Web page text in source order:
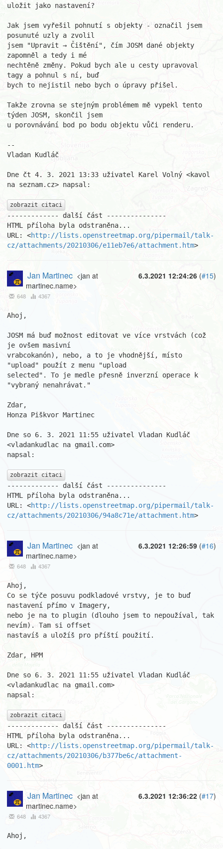
uložit jako nastavení?
Jak jsem vyřešil pohnutí s objekty - označil jsem
posunuté uzly a zvolil
jsem "Upravit → Čištění", čím JOSM dané objekty
zapomněl a tedy i mé
nechtěně změny. Pokud bych ale u cesty upravoval
tagy a pohnul s ní, buď
bych to nejistil nebo bych o úpravy přišel.
Takže zrovna se stejným problémem mě vypekl tento
týden JOSM, skončil jsem
u porovnávání bod po bodu objektu vůči renderu.
--
Vladan Kudláč
Dne čt 4. 3. 2021 13:33 uživatel Karel Volný <kavol
na seznam.cz> napsal:
zobrazit citaci
------------- další část ---------------
HTML příloha byla odstraněna...
URL: <http://lists.openstreetmap.org/pipermail/talk-
cz/attachments/20210306/e11eb7e6/attachment.htm>
6.3.2021 12:24:26 (#15)
Jan Martinec <jan at
martinec.name>
648 4367
Ahoj,
JOSM má buď možnost editovat ve více vrstvách (což
je ovšem masivní
vrabcokanón), nebo, a to je vhodnější, místo
"upload" použít z menu "upload
selected". To je medle přesně inverzní operace k
"vybraný nenahrávat."
Zdar,
Honza Piškvor Martinec
Dne so 6. 3. 2021 11:55 uživatel Vladan Kudláč
<vladankudlac na gmail.com>
napsal:
zobrazit citaci
------------- další část ---------------
HTML příloha byla odstraněna...
URL: <http://lists.openstreetmap.org/pipermail/talk-
cz/attachments/20210306/94a8c71e/attachment.htm>
6.3.2021 12:26:59 (#16)
Jan Martinec <jan at
martinec.name>
648 4367
Ahoj,
Co se týče posuvu podkladové vrstvy, je to buď
nastavení přímo v Imagery,
nebo je na to plugin (dlouho jsem to nepoužíval, tak
nevím). Tam si offset
nastavíš a uložíš pro příští použití.
Zdar, HPM
Dne so 6. 3. 2021 11:55 uživatel Vladan Kudláč
<vladankudlac na gmail.com>
napsal:
zobrazit citaci
------------- další část ---------------
HTML příloha byla odstraněna...
URL: <http://lists.openstreetmap.org/pipermail/talk-
cz/attachments/20210306/b377be6c/attachment-
0001.htm>
6.3.2021 12:36:22 (#17)
Jan Martinec <jan at
martinec.name>
648 4367
Ahoj,